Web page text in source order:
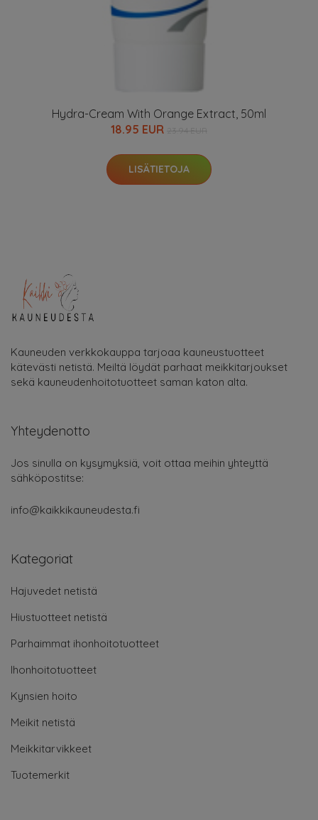
Hydra-Cream With Orange Extract, 50ml
18.95 EUR
LISÄTIETOJA
Kauneuden verkkokauppa tarjoaa kauneustuotteet
kätevästi netistä. Meiltä löydät parhaat meikkitarjoukset
sekä kauneudenhoitotuotteet saman katon alta.
Yhteydenotto
Jos sinulla on kysymyksiä, voit ottaa meihin yhteyttä
sähköpostitse:
info@kaikkikauneudesta.fi
Kategoriat
Hajuvedet netistä
Hiustuotteet netistä
Parhaimmat ihonhoitotuotteet
Ihonhoitotuotteet
Kynsien hoito
Meikit netistä
Meikkitarvikkeet
Tuotemerkit